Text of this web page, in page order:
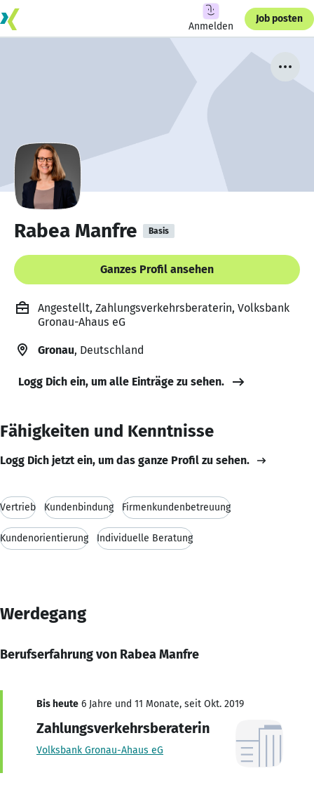
Anmelden
Job posten
Rabea Manfre Basis
Ganzes Profil ansehen
Angestellt, Zahlungsverkehrsberaterin, Volksbank
Gronau-Ahaus eG
Gronau, Deutschland
Logg Dich ein, um alle Einträge zu sehen.
Fähigkeiten und Kenntnisse
Logg Dich jetzt ein, um das ganze Profil zu sehen.
Vertrieb Kundenbindung Firmenkundenbetreuung
Kundenorientierung Individuelle Beratung
Werdegang
Berufserfahrung von Rabea Manfre
Bis heute 6 Jahre und 11 Monate, seit Okt. 2019
Zahlungsverkehrsberaterin
Volksbank Gronau-Ahaus eG